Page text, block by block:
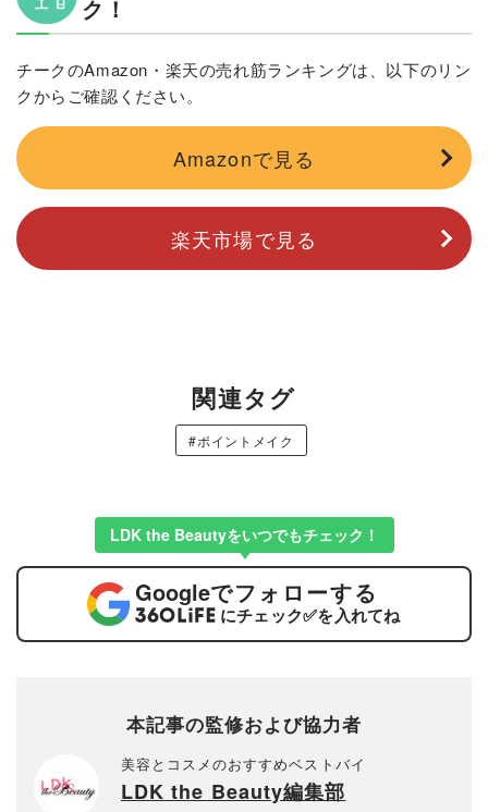
ク！
チークのAmazon・楽天の売れ筋ランキングは、以下のリン
クからご確認ください。
Amazonで見る
楽天市場で見る
関連タグ
#ポイントメイク
LDK the Beautyをいつでもチェック！
Googleでフォローする
にチェック✅を入れてね
本記事の監修および協力者
美容とコスメのおすすめベストバイ
LDK the Beauty編集部